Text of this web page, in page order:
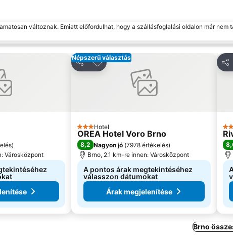
változnak. Emiatt előfordulhat, hogy a szállásfoglalási oldalon már nem
)
Városközpont
Népszerű választás
Megosztás
Hozzáadás a kedvencekhez
3 Kategória
Hotel
OREA Hotel Voro Brno
8,2 Nagyon jó (7978 értékelés)
Brno, 2.1 km-re innen: Városközpont
A pontos árak megtekintéséhez
válasszon dátumokat
Árak megjelenítése
3
Brno